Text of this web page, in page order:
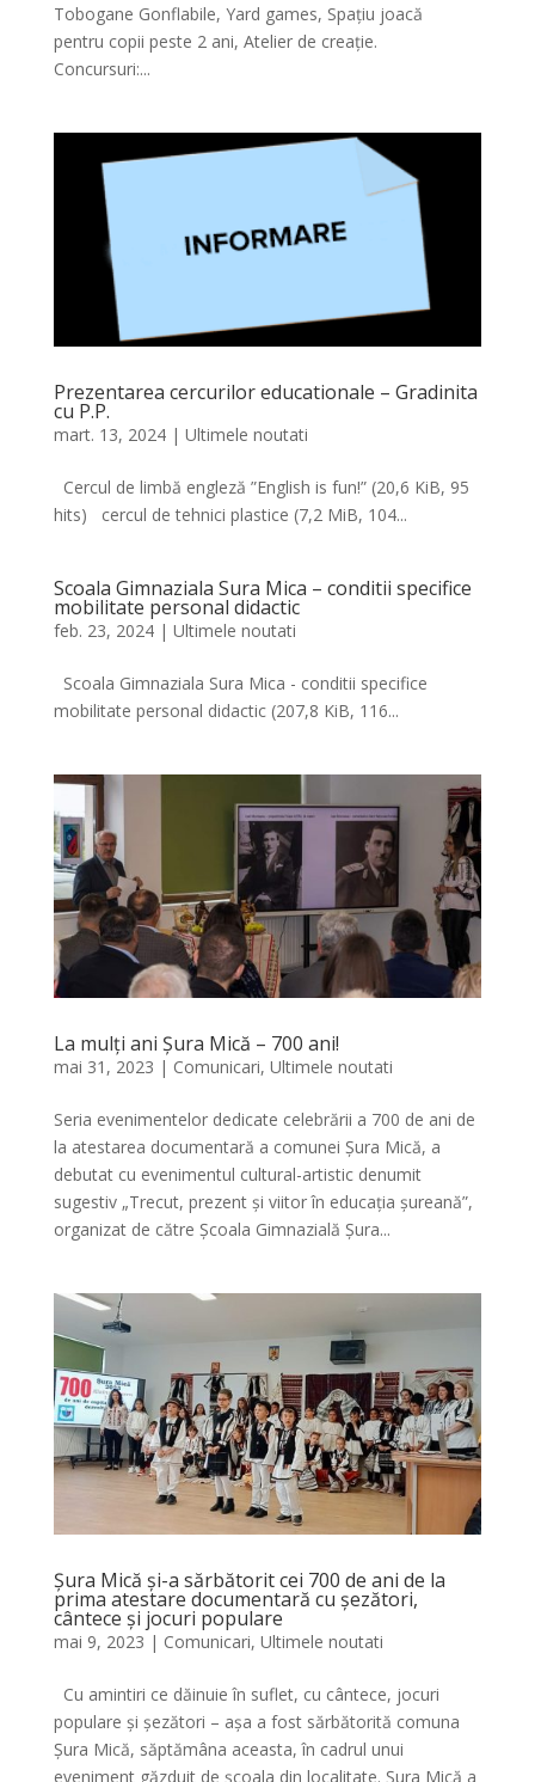
Tobogane Gonflabile, Yard games, Spațiu joacă
pentru copii peste 2 ani, Atelier de creație.
Concursuri:...
Prezentarea cercurilor educationale – Gradinita
cu P.P.
mart. 13, 2024| Ultimele noutati
Cercul de limbă engleză ”English is fun!” (20,6 KiB, 95
hits) cercul de tehnici plastice (7,2 MiB, 104...
Scoala Gimnaziala Sura Mica – conditii specifice
mobilitate personal didactic
feb. 23, 2024| Ultimele noutati
Scoala Gimnaziala Sura Mica - conditii specifice
mobilitate personal didactic (207,8 KiB, 116...
La mulți ani Șura Mică – 700 ani!
mai 31, 2023 | Comunicari, Ultimele noutati
Seria evenimentelor dedicate celebrării a 700 de ani de
la atestarea documentară a comunei Șura Mică, a
debutat cu evenimentul cultural-artistic denumit
sugestiv „Trecut, prezent și viitor în educația șureană”,
organizat de către Școala Gimnazială Șura...
Șura Mică și-a sărbătorit cei 700 de ani de la
prima atestare documentară cu șezători,
cântece și jocuri populare
mai 9, 2023 | Comunicari, Ultimele noutati
Cu amintiri ce dăinuie în suflet, cu cântece, jocuri
populare și șezători – așa a fost sărbătorită comuna
Șura Mică, săptămâna aceasta, în cadrul unui
eveniment găzduit de școala din localitate. Șura Mică a